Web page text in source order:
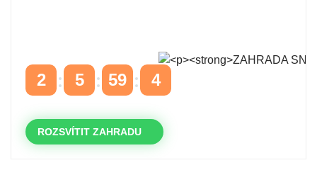
2 5 59 3
ROZSVÍTIT ZAHRADU